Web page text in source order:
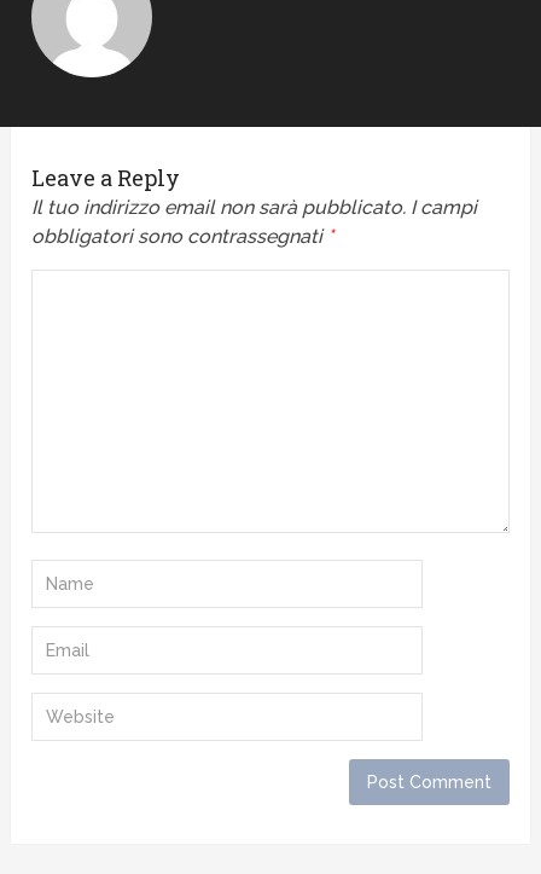
Leave a Reply
Il tuo indirizzo email non sarà pubblicato. I campi
obbligatori sono contrassegnati *